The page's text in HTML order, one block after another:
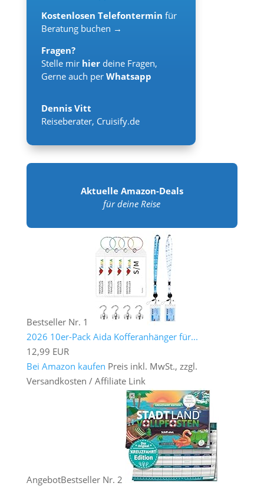
Kostenlosen Telefontermin für
Beratung buchen →
Fragen?
Stelle mir hier deine Fragen,
Gerne auch per Whatsapp
Dennis Vitt
Reiseberater, Cruisify.de
Aktuelle Amazon-Deals
für deine Reise
Bestseller Nr. 1
2026 10er-Pack Aida Kofferanhänger für...
12,99 EUR
Bei Amazon kaufen Preis inkl. MwSt., zzgl.
Versandkosten / Affiliate Link
AngebotBestseller Nr. 2